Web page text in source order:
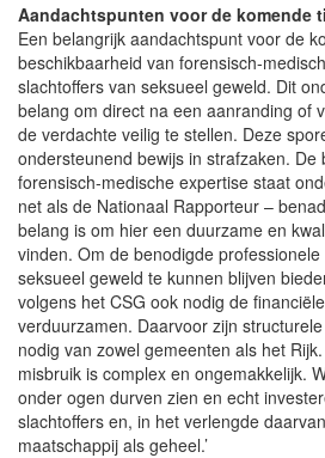
Aandachtspunten voor de komende
Een belangrijk aandachtspunt voor de
beschikbaarheid van forensisch-
slachtoffers van seksueel geweld. Dit
belang om direct na een aanranding of
de verdachte veilig te stellen. Deze
ondersteunend bewijs in strafzaken. De
forensisch-medische expertise staat
net als de Nationaal Rapporteur –
belang is om hier een duurzame en
vinden. Om de benodigde
seksueel geweld te kunnen blijven
volgens het CSG ook nodig de
verduurzamen. Daarvoor zijn
nodig van zowel gemeenten als het Rijk.
misbruik is complex en ongemakkelijk.
onder ogen durven zien en echt
slachtoffers en, in het verlengde
maatschappij als geheel.’